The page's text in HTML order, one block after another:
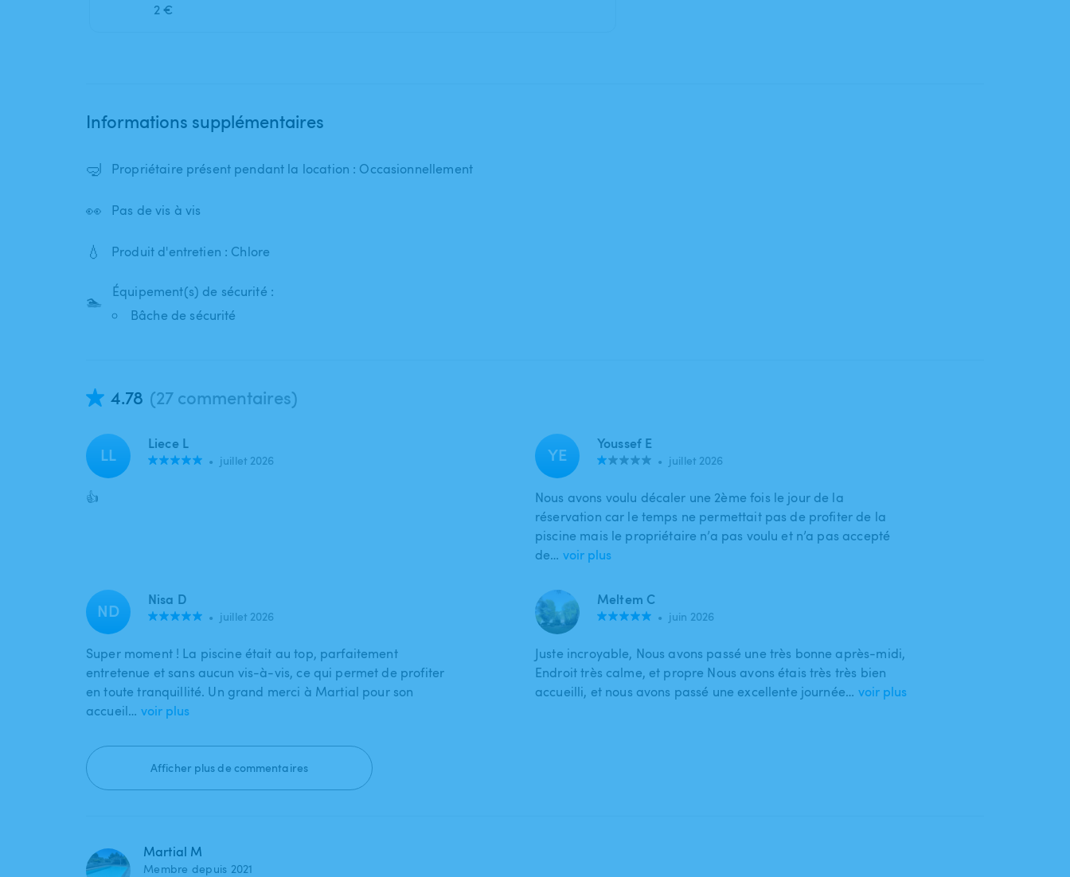
2 €
Informations supplémentaires
🤿 Propriétaire présent pendant la location : Occasionnellement
👀 Pas de vis à vis
💧 Produit d'entretien : Chlore
🏊
Équipement(s) de sécurité :
Bâche de sécurité
4.78 (27 commentaires)
LL Liece L
• juillet 2026
👍
YE Youssef E
• juillet 2026
Nous avons voulu décaler une 2ème fois le jour de la
réservation car le temps ne permettait pas de profiter de la
piscine mais le propriétaire n’a pas voulu et n’a pas accepté
de… voir plus
ND Nisa D
• juillet 2026
Super moment ! La piscine était au top, parfaitement
entretenue et sans aucun vis-à-vis, ce qui permet de profiter
en toute tranquillité. Un grand merci à Martial pour son
accueil… voir plus
Meltem C
• juin 2026
Juste incroyable, Nous avons passé une très bonne après-midi,
Endroit très calme, et propre Nous avons étais très très bien
accueilli, et nous avons passé une excellente journée… voir plus
Afficher plus de commentaires
Martial M
Membre depuis 2021